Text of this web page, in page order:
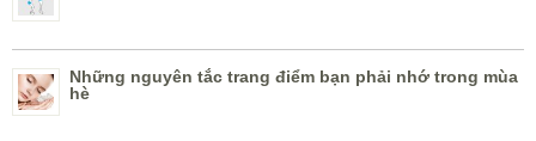
Những nguyên tắc trang điểm bạn phải nhớ trong mùa
hè